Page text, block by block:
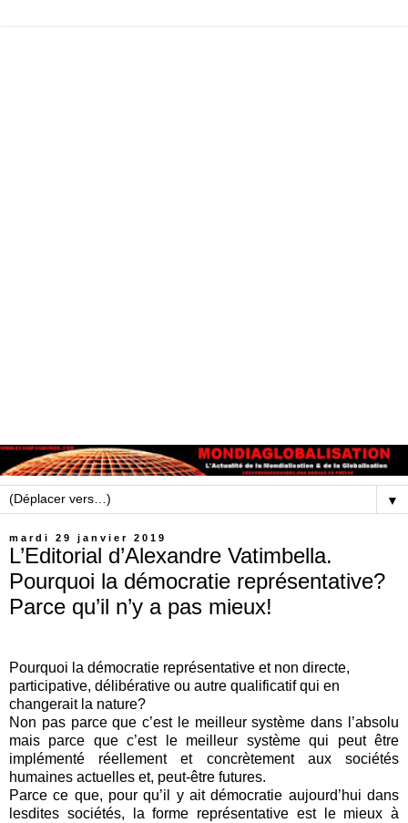
▼
mardi 29 janvier 2019
L’Editorial d’Alexandre Vatimbella.
Pourquoi la démocratie représentative?
Parce qu’il n’y a pas mieux!
Pourquoi la démocratie représentative et non directe,
participative, délibérative ou autre qualificatif qui en
changerait la nature?
Non pas parce que c’est le meilleur système dans l’absolu
mais parce que c’est le meilleur système qui peut être
implémenté réellement et concrètement aux sociétés
humaines actuelles et, peut-être futures.
Parce ce que, pour qu’il y ait démocratie aujourd’hui dans
lesdites sociétés, la forme représentative est le mieux à